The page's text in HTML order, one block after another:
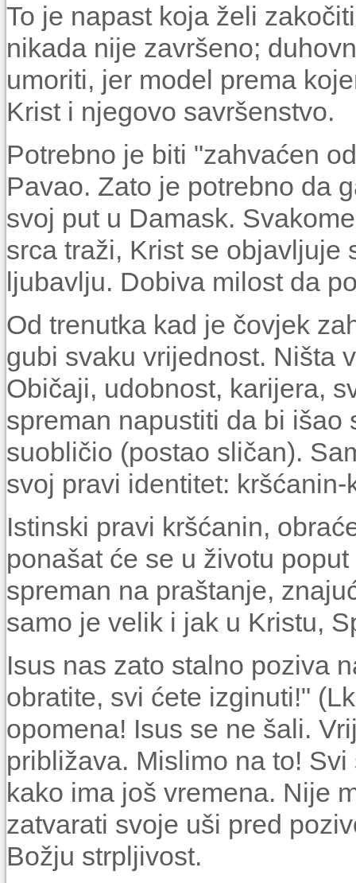
To je napast koja želi
nikada nije završeno;
umoriti, jer model prema
Krist i njegovo savršenstvo.
Potrebno je biti "zahvaćen
Pavao. Zato je potrebno da
svoj put u Damask.
srca traži, Krist se objavljuje
ljubavlju. Dobiva milost da
Od trenutka kad je čovjek
gubi svaku vrijednost. Ništa
Običaji, udobnost, karijera,
spreman napustiti da bi išao
suobličio (postao sličan).
svoj pravi identitet:
Istinski pravi kršćanin,
ponašat će se u životu
spre­man na praštanje,
samo je velik i jak u Kristu,
Isus nas zato stalno poziva
obratite, svi ćete izginuti!"
opomena! Isus se ne šali.
približava. Mislimo na to!
kako ima još vremena. Nije
zatvarati svoje uši pred
Božju strpljivost.